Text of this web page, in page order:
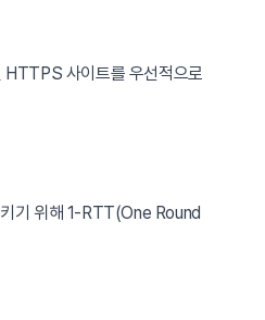
HTTPS 사이트를 우선적으로
기 위해 1-RTT(One Round